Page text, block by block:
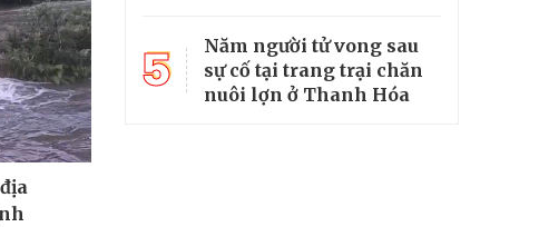
5
Năm người tử vong sau
sự cố tại trang trại chăn
nuôi lợn ở Thanh Hóa